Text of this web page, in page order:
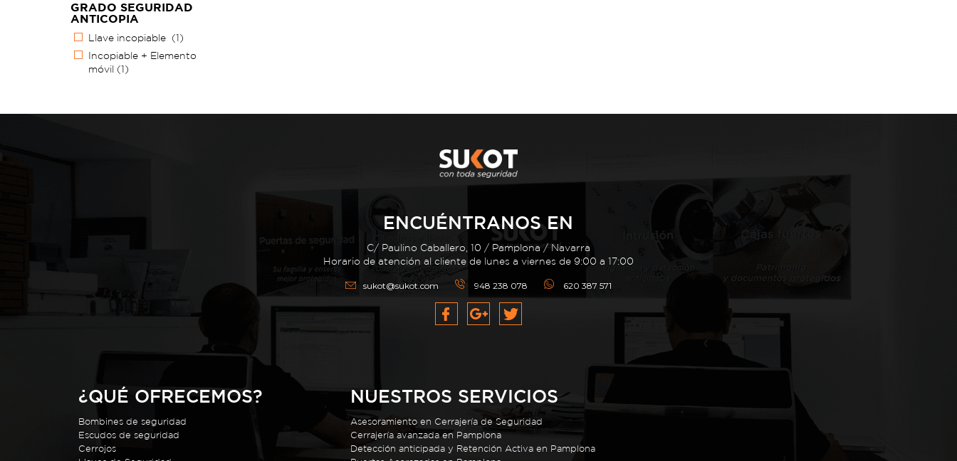
GRADO SEGURIDAD
ANTICOPIA
Llave incopiable (1)
Incopiable + Elemento
móvil (1)
ENCUÉNTRANOS EN
C/ Paulino Caballero, 10 / Pamplona / Navarra
Horario de atención al cliente de lunes a viernes de 9:00 a 17:00
sukot@sukot.com 948 238 078 620 387 571
¿QUÉ OFRECEMOS?
Bombines de seguridad
Escudos de seguridad
Cerrojos
NUESTROS SERVICIOS
Asesoramiento en Cerrajería de Seguridad
Cerrajería avanzada en Pamplona
Detección anticipada y Retención Activa en Pamplona